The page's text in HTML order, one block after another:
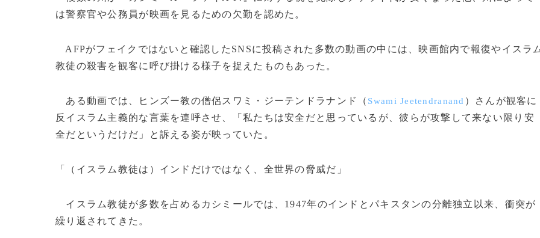
は警察官や公務員が映画を見るための欠勤を認めた。
AFPがフェイクではないと確認したSNSに投稿された多数の動画の中には、映画館内で報復やイスラ
教徒の殺害を観客に呼び掛ける様子を捉えたものもあった。
ある動画では、ヒンズー教の僧侶スワミ・ジーテンドラナンド（ Swami Jeetendranand ）さんが観客に
反イスラム主義的な言葉を連呼させ、「私たちは安全だと思っているが、彼らが攻撃して来ない限り安
全だというだけだ」と訴える姿が映っていた。
「（イスラム教徒は）インドだけではなく、全世界の脅威だ」
イスラム教徒が多数を占めるカシミールでは、1947年のインドとパキスタンの分離独立以来、衝突が
繰り返されてきた。